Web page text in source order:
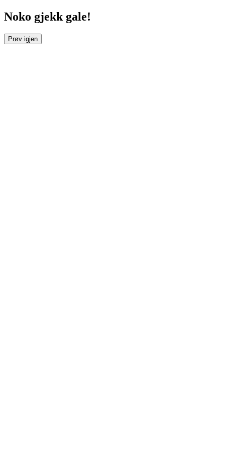
Noko gjekk gale!
Prøv igjen